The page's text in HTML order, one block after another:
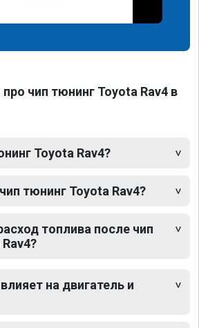
чип тюнинг Toyota Rav4 в
Toyota Rav4?
тюнинг Toyota Rav4?
топлива после чип
на двигатель и